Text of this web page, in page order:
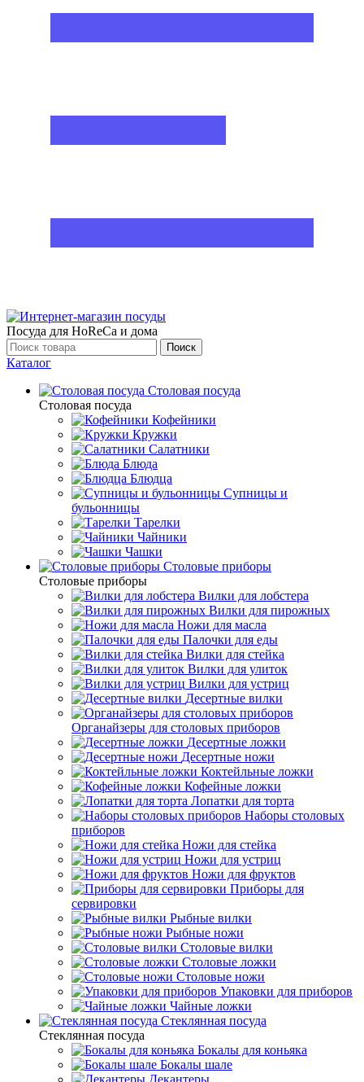
Посуда для HoReCa и дома
Поиск
Каталог
Столовая посуда
Столовая посуда
Кофейники
Кружки
Салатники
Блюда
Блюдца
Супницы и
бульонницы
Тарелки
Чайники
Чашки
Cтоловые приборы
Cтоловые приборы
Вилки для лобстера
Вилки для пирожных
Ножи для масла
Палочки для еды
Вилки для стейка
Вилки для улиток
Вилки для устриц
Десертные вилки
Органайзеры для столовых приборов
Десертные ложки
Десертные ножи
Коктейльные ложки
Кофейные ложки
Лопатки для торта
Наборы столовых
приборов
Ножи для стейка
Ножи для устриц
Ножи для фруктов
Приборы для
сервировки
Рыбные вилки
Рыбные ножи
Столовые вилки
Столовые ложки
Столовые ножи
Упаковки для приборов
Чайные ложки
Стеклянная посуда
Стеклянная посуда
Бокалы для коньяка
Бокалы шале
Декантеры